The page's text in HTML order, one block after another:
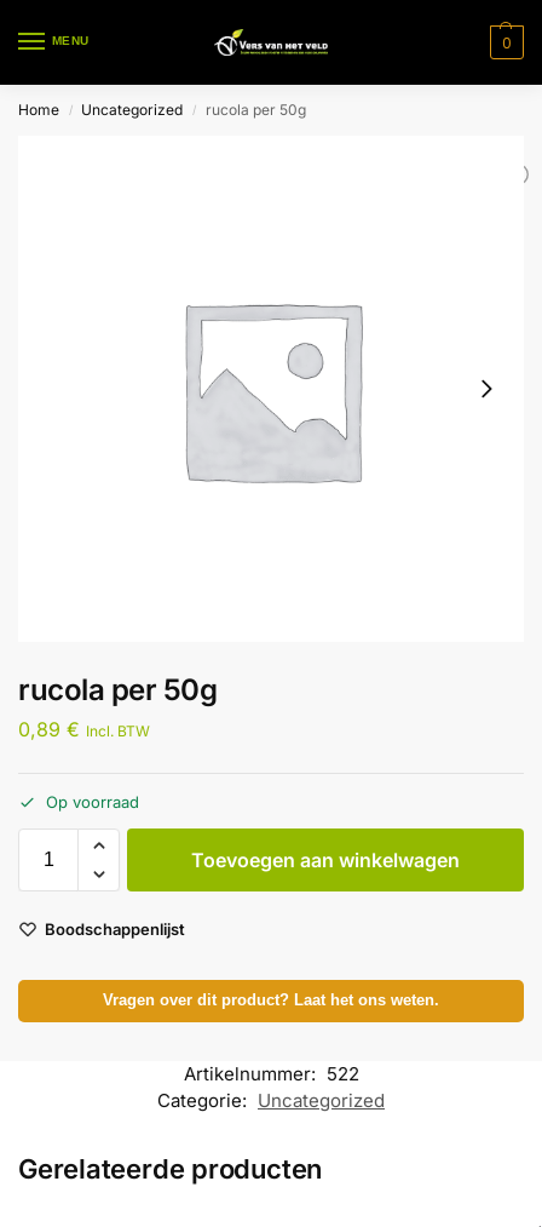
MENU 0
Home / Uncategorized / rucola per 50g
rucola per 50g
0,89 € Incl. BTW
Op voorraad
Toevoegen aan winkelwagen
Boodschappenlijst
Vragen over dit product? Laat het ons weten.
Artikelnummer: 522
Categorie: Uncategorized
Gerelateerde producten